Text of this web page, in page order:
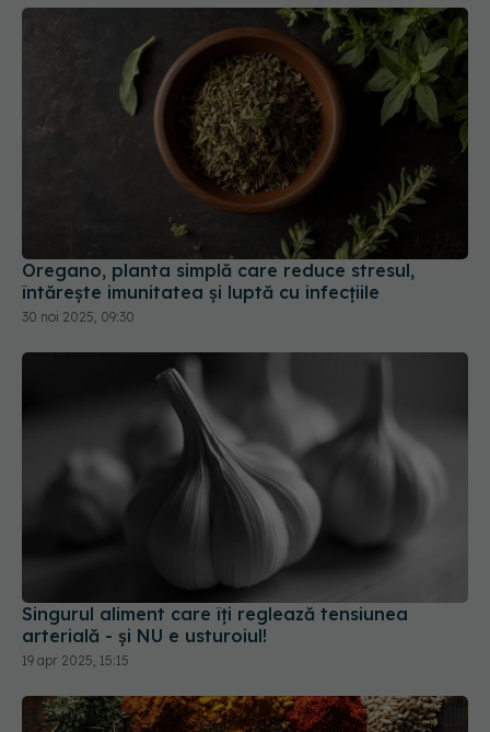
Oregano, planta simplă care reduce stresul,
întărește imunitatea și luptă cu infecțiile
30 noi 2025, 09:30
Singurul aliment care îți reglează tensiunea
arterială - și NU e usturoiul!
19 apr 2025, 15:15